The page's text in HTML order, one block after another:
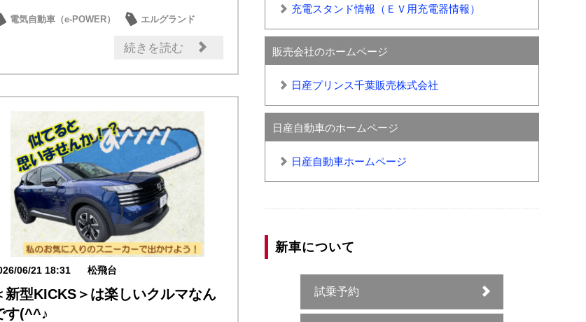
電気自動車（e-POWER）
エルグランド
新型車 日産のお店
続きを読む
06/21 18:31 松飛台
新型KICKS＞は楽しいクルマなん
す(^^♪
充電スタンド情報（ＥＶ用充電器情報）
販売会社のホームページ
日産プリンス千葉販売株式会社
日産自動車のホームページ
日産自動車ホームページ
新車について
試乗予約